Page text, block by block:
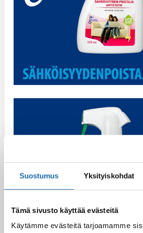
Suostumus Yksityiskohdat
Tämä sivusto käyttää evästeitä
Käytämme evästeitä tarjoamamme